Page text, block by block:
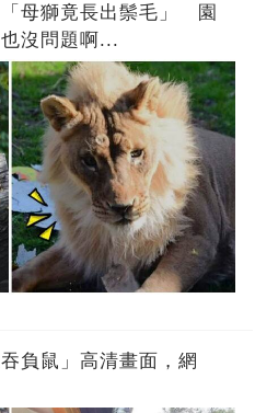
母獅竟長出鬃毛」 園
沒問題啊...
負鼠」高清畫面，網